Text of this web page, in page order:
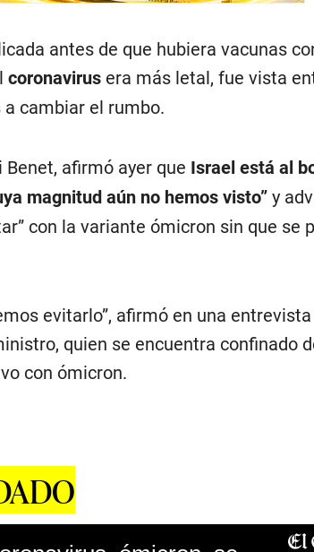
antes de que hubiera vacunas
coronavirus era más letal, fue vista
cambiar el rumbo.
afirmó ayer que Israel está al
magnitud aún no hemos visto”y
con la variante ómicron sin que se
evitarlo”, afirmó en una
quien se encuentra confinado
con ómicron.